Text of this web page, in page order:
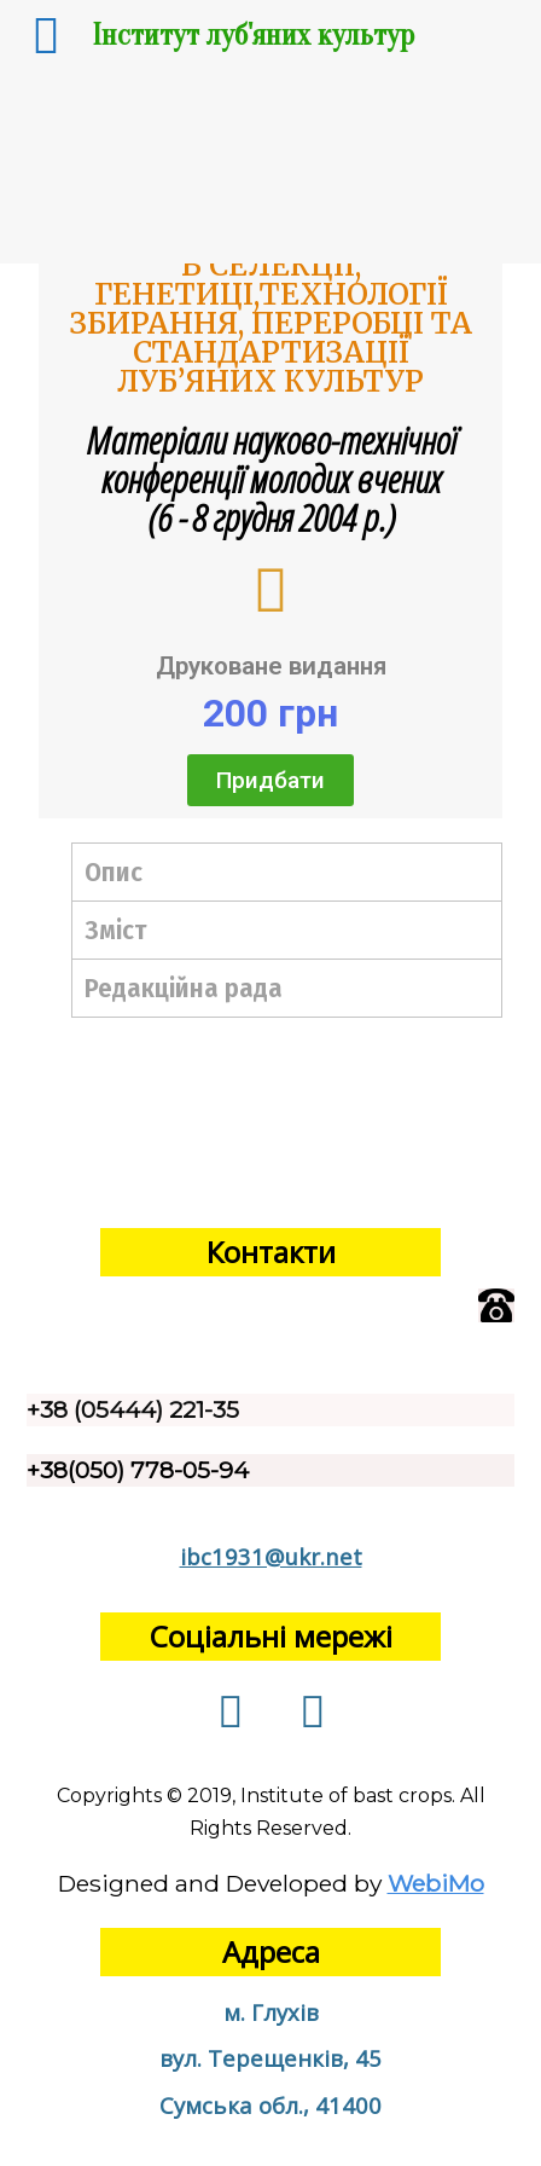
В СЕЛЕКЦІЇ,
ГЕНЕТИЦІ,ТЕХНОЛОГІЇ
ЗБИРАННЯ, ПЕРЕРОБЦІ ТА
СТАНДАРТИЗАЦІЇ
ЛУБ’ЯНИХ КУЛЬТУР
Матеріали науково-технічної
конференції молодих вчених
(6 - 8 грудня 2004 р.)
Друковане видання
200 грн
Придбати
Опис
Зміст
Редакційна рада
Контакти
+38 (05444) 221-35
+38(050) 778-05-94
ibc1931@ukr.net
Соціальні мережі
Copyrights © 2019, Institute of bast crops. All
Rights Reserved.
Designed and Developed by WebiMo
Адреса
м. Глухів
вул. Терещенків, 45
Сумська обл., 41400
Інститут луб'яних культур